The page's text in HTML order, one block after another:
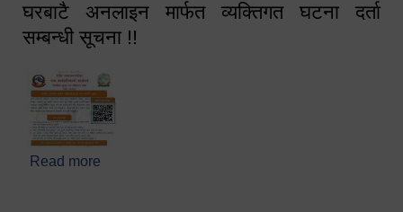
घरबाटै अनलाइन मार्फत व्यक्तिगत घटना दर्ता
सम्बन्धी सूचना !!
Read more